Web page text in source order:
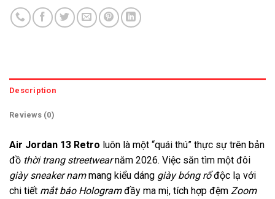
Description
Reviews (0)
Air Jordan 13 Retro luôn là một “quái thú” thực sự trên bản
đồ thời trang streetwearnăm 2026. Việc săn tìm một đôi
giày sneaker nammang kiểu dáng giày bóng rổđộc lạ với
chi tiết mắt báo Hologramđầy ma mị, tích hợp đệm Zoom